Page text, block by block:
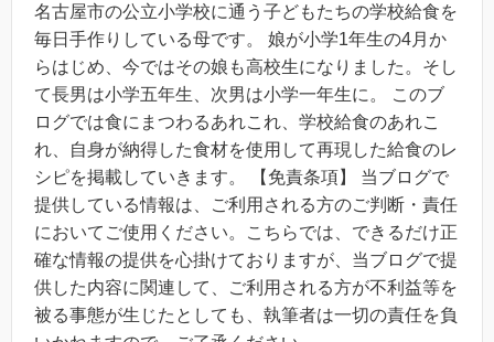
名古屋市の公立小学校に通う子どもたちの学校給食を
毎日手作りしている母です。 娘が小学1年生の4月か
らはじめ、今ではその娘も高校生になりました。そし
て長男は小学五年生、次男は小学一年生に。 このブ
ログでは食にまつわるあれこれ、学校給食のあれこ
れ、自身が納得した食材を使用して再現した給食のレ
シピを掲載していきます。 【免責条項】 当ブログで
提供している情報は、ご利用される方のご判断・責任
においてご使用ください。こちらでは、できるだけ正
確な情報の提供を心掛けておりますが、当ブログで提
供した内容に関連して、ご利用される方が不利益等を
被る事態が生じたとしても、執筆者は一切の責任を負